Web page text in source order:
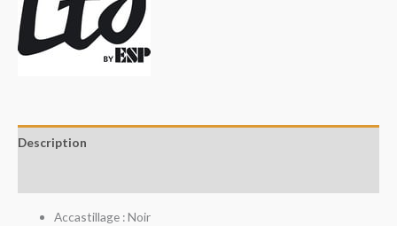
Description
Accastillage : Noir